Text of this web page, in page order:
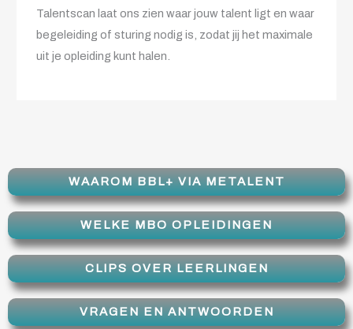
Talentscan laat ons zien waar jouw talent ligt en waar
begeleiding of sturing nodig is, zodat jij het maximale
uit je opleiding kunt halen.
WAAROM BBL+ VIA METALENT
WELKE MBO OPLEIDINGEN
CLIPS OVER LEERLINGEN
VRAGEN EN ANTWOORDEN